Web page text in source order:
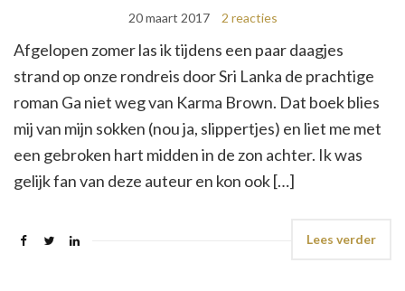
20 maart 2017 2 reacties
Afgelopen zomer las ik tijdens een paar daagjes
strand op onze rondreis door Sri Lanka de prachtige
roman Ga niet weg van Karma Brown. Dat boek blies
mij van mijn sokken (nou ja, slippertjes) en liet me met
een gebroken hart midden in de zon achter. Ik was
gelijk fan van deze auteur en kon ook […]
Lees verder